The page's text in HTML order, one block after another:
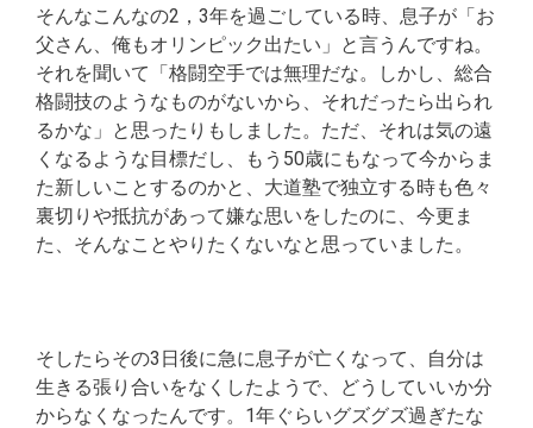
そんなこんなの2，3年を過ごしている時、息子が「お
父さん、俺もオリンピック出たい」と言うんですね。
それを聞いて「格闘空手では無理だな。しかし、総合
格闘技のようなものがないから、それだったら出られ
るかな」と思ったりもしました。ただ、それは気の遠
くなるような目標だし、もう50歳にもなって今からま
た新しいことするのかと、大道塾で独立する時も色々
裏切りや抵抗があって嫌な思いをしたのに、今更ま
た、そんなことやりたくないなと思っていました。
そしたらその3日後に急に息子が亡くなって、自分は
生きる張り合いをなくしたようで、どうしていいか分
からなくなったんです。1年ぐらいグズグズ過ぎたな